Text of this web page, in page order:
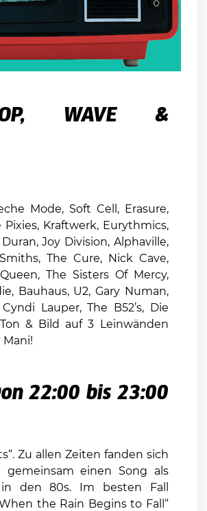
WAVE &
Mode, Soft Cell, Erasure,
Pixies, Kraftwerk, Eurythmics,
Joy Division, Alphaville,
The Cure, Nick Cave,
The Sisters Of Mercy,
Bauhaus, U2, Gary Numan,
Lauper, The B52’s, Die
& Bild auf 3 Leinwänden
Mani!
22:00 bis 23:00
Zu allen Zeiten fanden sich
gemeinsam einen Song als
den 80s. Im besten Fall
the Rain Begins to Fall“